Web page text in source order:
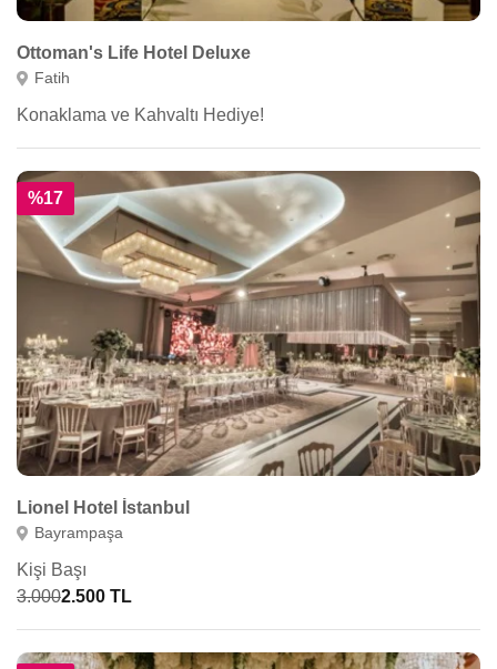
Ottoman's Life Hotel Deluxe
Fatih
Konaklama ve Kahvaltı Hediye!
%17
Lionel Hotel İstanbul
Bayrampaşa
Kişi Başı
3.0002.500 TL